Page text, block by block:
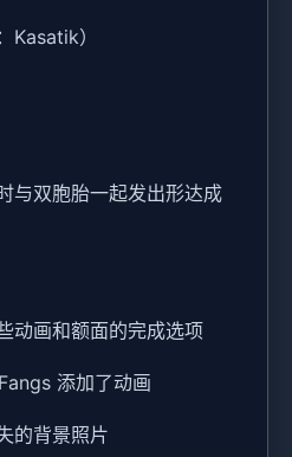
Kasatik）
与双胞胎一起发出形达成
动画和额面的完成选项
添加了动画
的背景照片